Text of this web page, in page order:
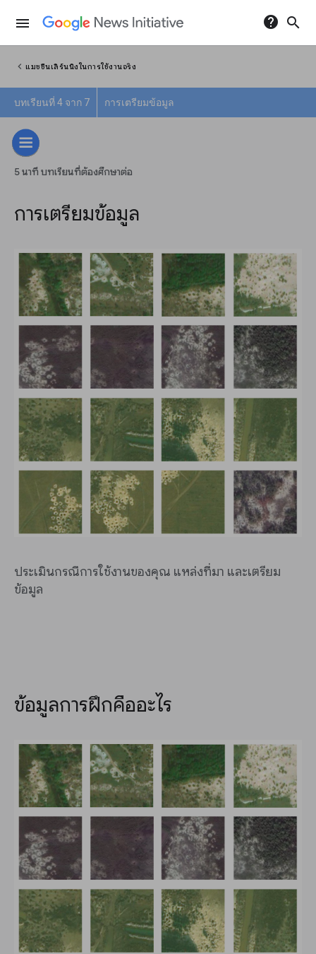
menu help search
chevron_left แมชชีนเลิร์นนิงในการใช้งานจริง
บทเรียนที่ 4 จาก 7 การเตรียมข้อมูล
5 นาที บทเรียนที่ต้องศึกษาต่อ
การเตรียมข้อมูล
ประเมินกรณีการใช้งานของคุณ แหล่งที่มา และเตรียม
ข้อมูล
ข้อมูลการฝึกคืออะไร